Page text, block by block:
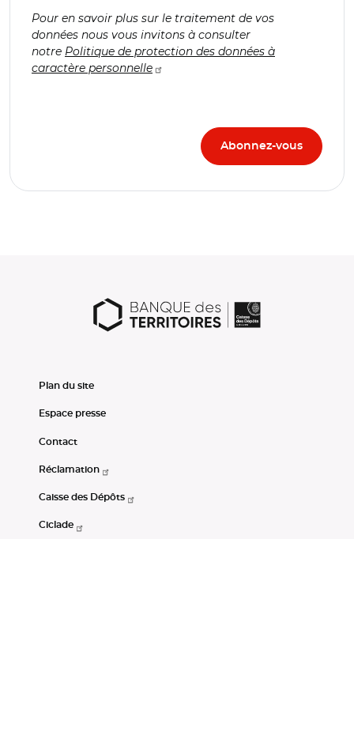
Pour en savoir plus sur le traitement de vos
données nous vous invitons à consulter
notre Politique de protection des données à
caractère personnelle
Plan du site
Espace presse
Contact
Réclamation
Caisse des Dépôts
Ciclade